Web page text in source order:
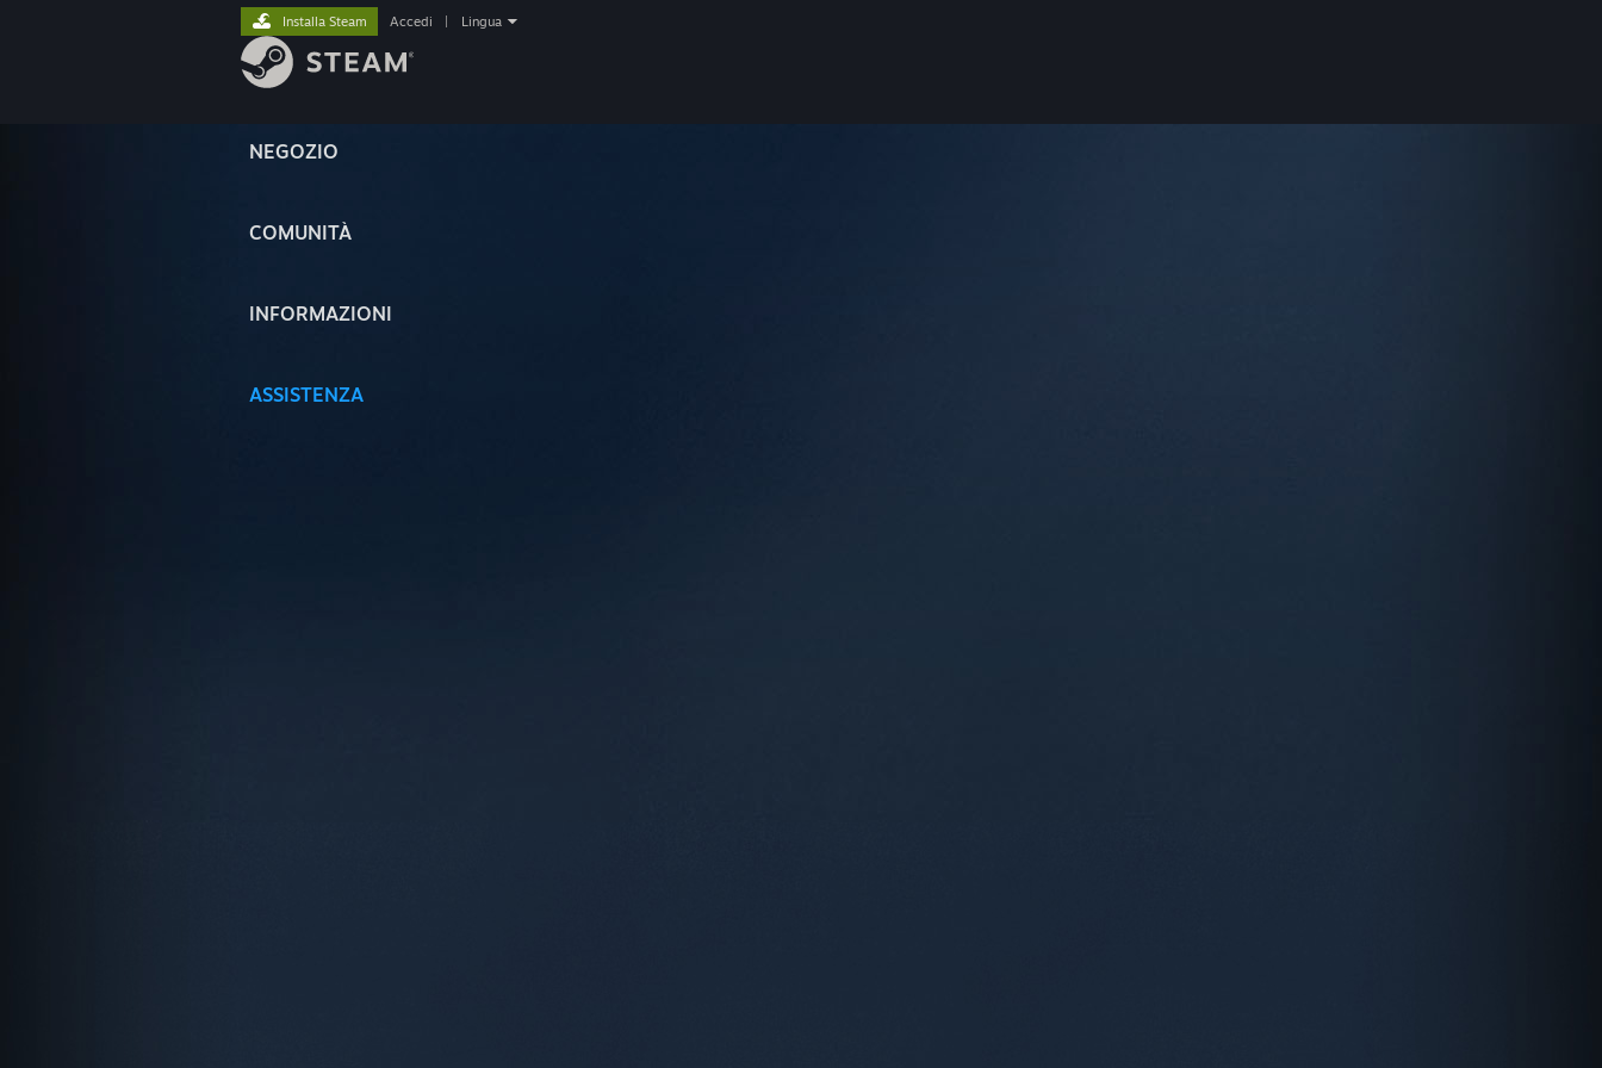
NEGOZIO
COMUNITÀ
INFORMAZIONI
ASSISTENZA
Installa Steam Accedi Lingua